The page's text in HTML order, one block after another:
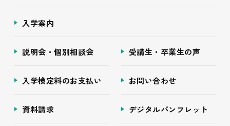
入学案内
説明会・個別相談会 受講生・卒業生の声
入学検定料のお支払い お問い合わせ
資料請求 デジタルパンフレット